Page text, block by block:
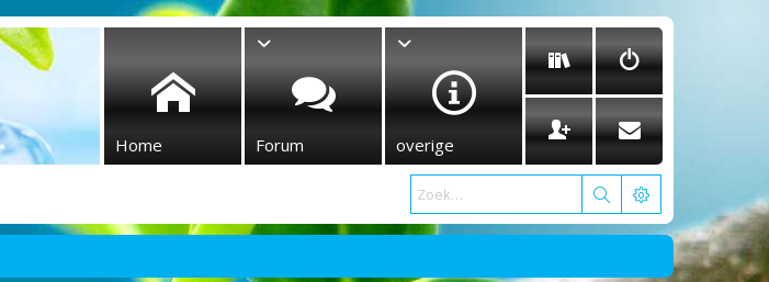
Home Forum overige